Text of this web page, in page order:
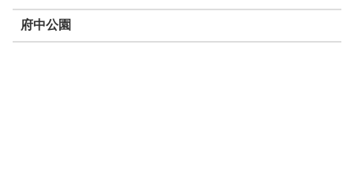
府中公園